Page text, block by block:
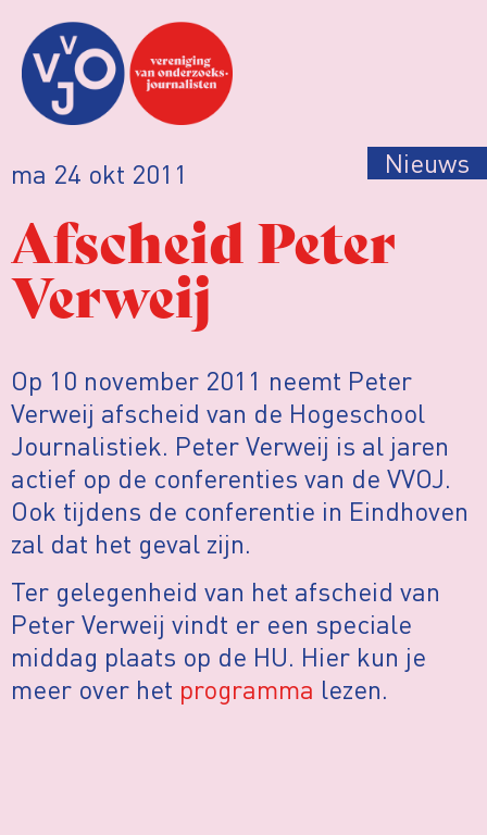
ma 24 okt 2011 Nieuws
Afscheid Peter
Verweij
Op 10 november 2011 neemt Peter
Verweij afscheid van de Hogeschool
Journalistiek. Peter Verweij is al jaren
actief op de conferenties van de VVOJ.
Ook tijdens de conferentie in Eindhoven
zal dat het geval zijn.
Ter gelegenheid van het afscheid van
Peter Verweij vindt er een speciale
middag plaats op de HU. Hier kun je
meer over het programma lezen.